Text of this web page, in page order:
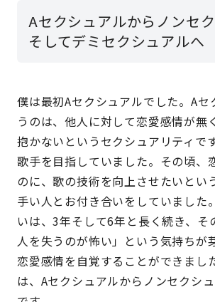
Aセクシュアルからノンセ
そしてデミセクシュアルへ
僕は最初Aセクシュアルでした。Aセ
うのは、他人に対して恋愛感情が無
抱かないというセクシュアリティで
歌手を目指していました。その頃、
のに、歌の技術を向上させたいとい
手い人とお付き合いをしていました
いは、3年そして6年と長く続き、そ
人を失うのが怖い」という気持ちが
恋愛感情を自覚することができまし
は、Aセクシュアルからノンセクシ